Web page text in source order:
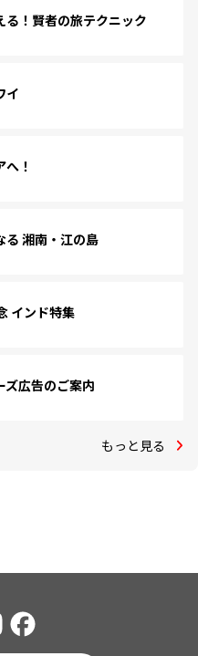
る！賢者の旅テクニック
イ
！
る 湘南・江の島
インド特集
ズ広告のご案内
もっと見る